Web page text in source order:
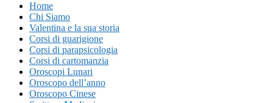
Home
Chi Siamo
Valentina e la sua storia
Corsi di guarigione
Corsi di parapsicologia
Corsi di cartomanzia
Oroscopi Lunari
Oroscopo dell’anno
Oroscopo Cinese